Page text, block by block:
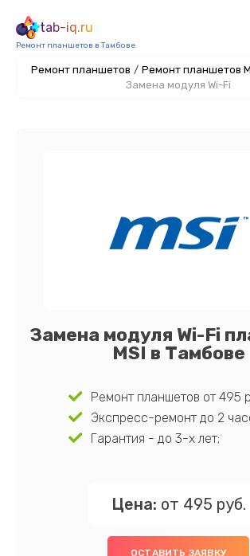
tab-iq.ru
Ремонт планшетов в Тамбове
Ремонт планшетов / Ремонт планшетов
Замена модуля Wi-Fi
Замена модуля Wi-Fi
MSI в Тамбове
Ремонт планшетов от 495
Экспресс-ремонт до 2
Гарантия - до 3-х лет;
Цена: от 495 руб.
ОСТАВИТЬ ЗАЯВКУ